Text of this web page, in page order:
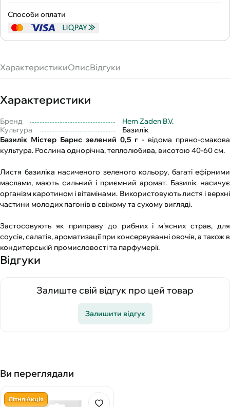
Способи оплати
ХарактеристикиОписВідгуки
Характеристики
Бренд
Hem Zaden B.V.
Культура
Базилік
Базилік Містер Барнс зелений 0,5 г- відома пряно-смакова
культура. Рослина однорічна, теплолюбива, висотою 40-60 см.
Листя базиліка насиченого зеленого кольору, багаті ефірними
маслами, мають сильний і приємний аромат. Базилік насичує
організм каротином і вітамінами. Використовують листя і верхні
частини молодих пагонів в свіжому та сухому вигляді.
Застосовують як приправу до рибних і м'ясних страв, для
соусів, салатів, ароматизації при консервуванні овочів, а також в
кондитерській промисловості та парфумерії.
Відгуки
Залиште свій відгук про цей товар
Залишити відгук
Ви переглядали
Літня Акція